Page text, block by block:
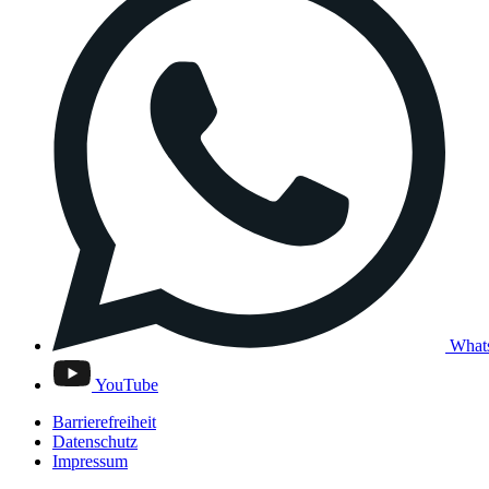
YouTube
Barrierefreiheit
Datenschutz
Impressum